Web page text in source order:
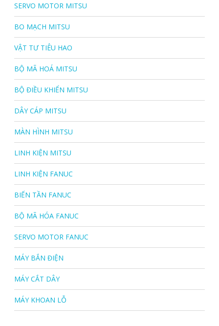
SERVO MOTOR MITSU
BO MẠCH MITSU
VẬT TƯ TIÊU HAO
BỘ MÃ HOÁ MITSU
BỘ ĐIỀU KHIỂN MITSU
DÂY CÁP MITSU
MÀN HÌNH MITSU
LINH KIỆN MITSU
LINH KIỆN FANUC
BIẾN TẦN FANUC
BỘ MÃ HÓA FANUC
SERVO MOTOR FANUC
MÁY BẮN ĐIỆN
MÁY CẮT DÂY
MÁY KHOAN LỖ